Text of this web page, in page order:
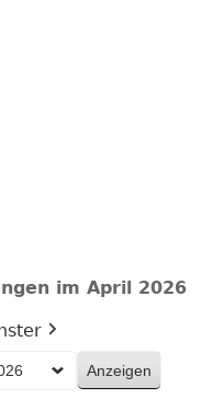
im April 2026